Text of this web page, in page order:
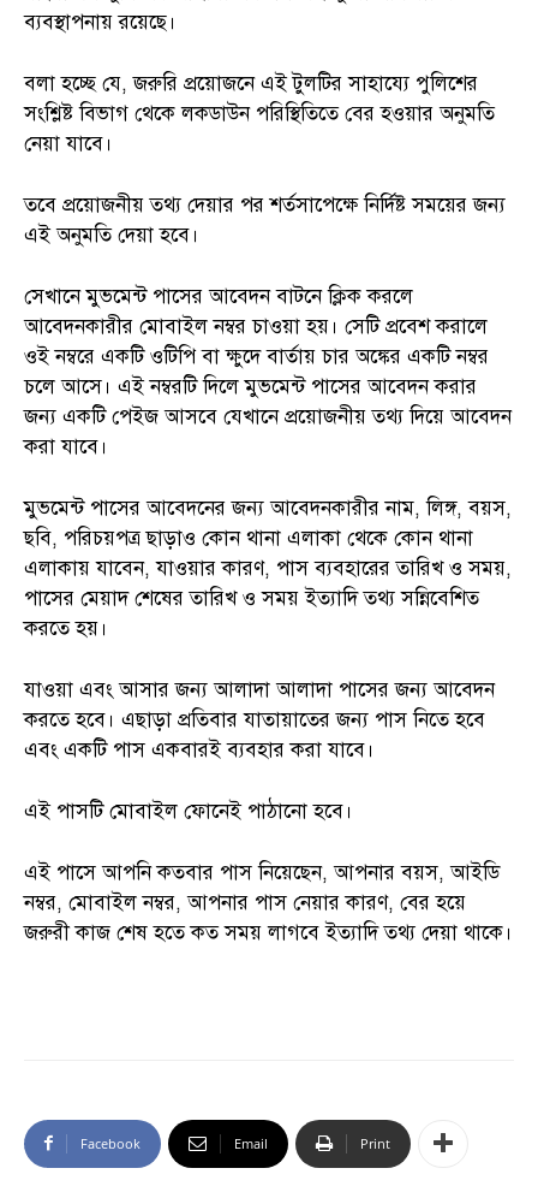
ব্যবস্থাপনায় রয়েছে।
বলা হচ্ছে যে, জরুরি প্রয়োজনে এই টুলটির সাহায্যে পুলিশের
সংশ্লিষ্ট বিভাগ থেকে লকডাউন পরিস্থিতিতে বের হওয়ার অনুমতি
নেয়া যাবে।
তবে প্রয়োজনীয় তথ্য দেয়ার পর শর্তসাপেক্ষে নির্দিষ্ট সময়ের জন্য
এই অনুমতি দেয়া হবে।
সেখানে মুভমেন্ট পাসের আবেদন বাটনে ক্লিক করলে
আবেদনকারীর মোবাইল নম্বর চাওয়া হয়। সেটি প্রবেশ করালে
ওই নম্বরে একটি ওটিপি বা ক্ষুদে বার্তায় চার অঙ্কের একটি নম্বর
চলে আসে। এই নম্বরটি দিলে মুভমেন্ট পাসের আবেদন করার
জন্য একটি পেইজ আসবে যেখানে প্রয়োজনীয় তথ্য দিয়ে আবেদন
করা যাবে।
মুভমেন্ট পাসের আবেদনের জন্য আবেদনকারীর নাম, লিঙ্গ, বয়স,
ছবি, পরিচয়পত্র ছাড়াও কোন থানা এলাকা থেকে কোন থানা
এলাকায় যাবেন, যাওয়ার কারণ, পাস ব্যবহারের তারিখ ও সময়,
পাসের মেয়াদ শেষের তারিখ ও সময় ইত্যাদি তথ্য সন্নিবেশিত
করতে হয়।
যাওয়া এবং আসার জন্য আলাদা আলাদা পাসের জন্য আবেদন
করতে হবে। এছাড়া প্রতিবার যাতায়াতের জন্য পাস নিতে হবে
এবং একটি পাস একবারই ব্যবহার করা যাবে।
এই পাসটি মোবাইল ফোনেই পাঠানো হবে।
এই পাসে আপনি কতবার পাস নিয়েছেন, আপনার বয়স, আইডি
নম্বর, মোবাইল নম্বর, আপনার পাস নেয়ার কারণ, বের হয়ে
জরুরী কাজ শেষ হতে কত সময় লাগবে ইত্যাদি তথ্য দেয়া থাকে।
Facebook Email Print